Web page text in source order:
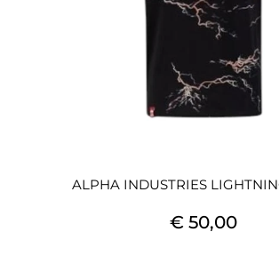
ALPHA INDUSTRIES
€ 50,00